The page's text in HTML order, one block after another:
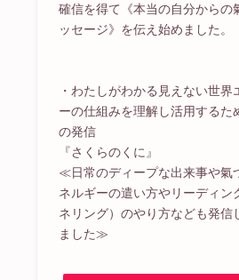
確信を得て《本当の自分からの
ッセージ》を伝え始めました。
・わたしがわかる見えない世界
ーの仕組みを理解し活用するた
の発信
『さくらのくに』
≪日常のディープな出来事や氣
ネルギーの遣い方やリーディン
ネリング）のやり方なども発信
ました≫